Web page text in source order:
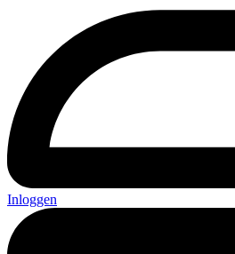
Inloggen